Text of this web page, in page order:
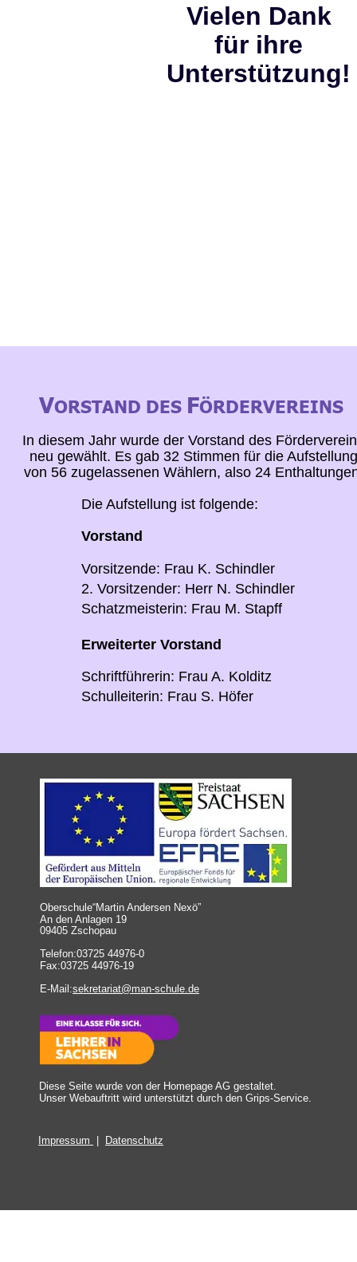
Impressum Datenschutz
Diese Seite wurde von der Homepage AG gestaltet.
Unser Webauftritt wird unterstützt durch den Grips-Service
Oberschule“Martin Andersen Nexö”
An den Anlagen 19
09405 Zschopau
Telefon:03725 44976-0
Fax:03725 44976-19
E-Mail:sekretariat@man-schule.de
In diesem Jahr wurde der Vorstand des
neu gewählt. Es gab 32 Stimmen für die
von 56 zugelassenen Wählern, also 24
Die Aufstellung ist folgende:
Vorstand
Vorsitzende: Frau K. Schindler
2. Vorsitzender: Herr N. Schindler
Schatzmeisterin: Frau M. Stapff
Erweiterter Vorstand
Schriftführerin: Frau A. Kolditz
Schulleiterin: Frau S. Höfer
VORSTAND DES FÖRDERVEREINS
Vielen Dank
für ihre
Unterstützung!